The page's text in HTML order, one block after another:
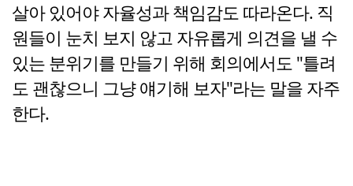
살아 있어야 자율성과 책임감도 따라온다. 직
원들이 눈치 보지 않고 자유롭게 의견을 낼 수
있는 분위기를 만들기 위해 회의에서도 "틀려
도 괜찮으니 그냥 얘기해 보자"라는 말을 자주
한다.